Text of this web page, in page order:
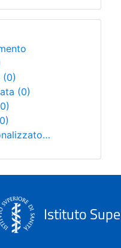
(0)
(0)
Istituto